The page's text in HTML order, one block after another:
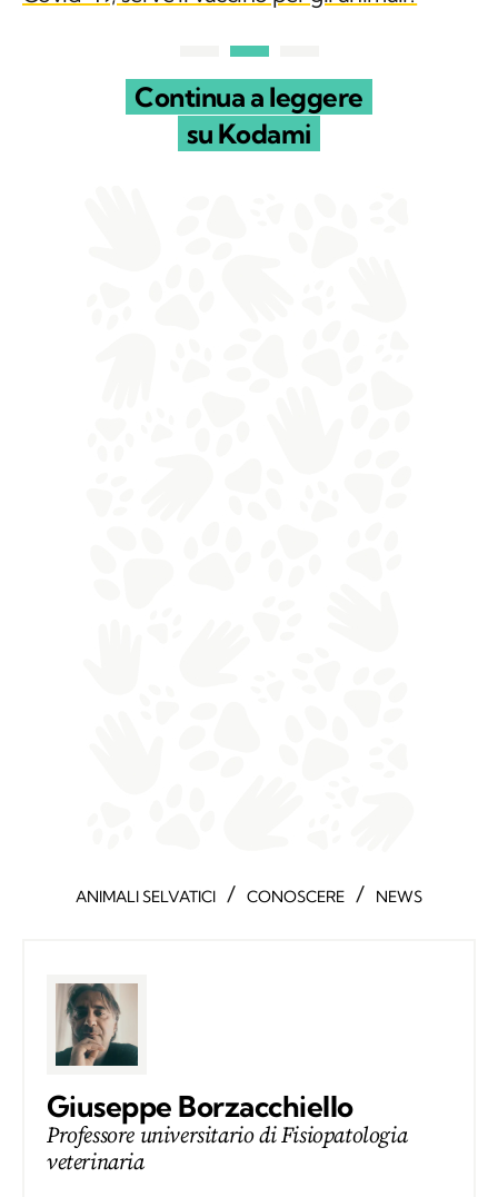
Continua a leggere
su Kodami
ANIMALI SELVATICI / CONOSCERE / NEWS
Giuseppe Borzacchiello
Professore universitario di Fisiopatologia
veterinaria